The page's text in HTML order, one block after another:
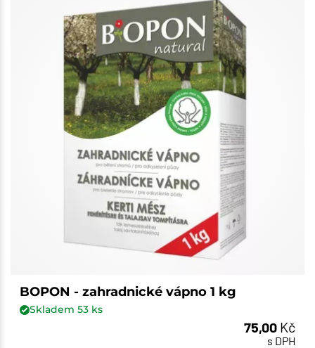
BOPON - zahradnické vápno 1 kg
Skladem 53ks
75,00 Kč
s DPH